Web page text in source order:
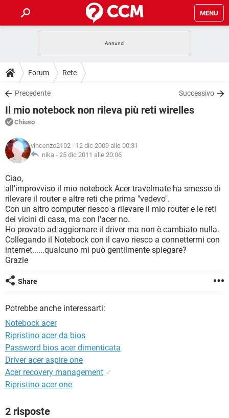
MENU
INTRATTENIMENTO
iOS
INSTAGRAM WHATSAPP
TIKTOK
HARDWARE
GUIDE
COVID-19
iOS
INSTAGRAM
TIKTOK
DOWNLOAD
COVID-19 GAMING
INTRATTENIMENTO
iOS WINDOWS 10
INSTAGRAM
TIKTOK
HARDWARE
FORUM
COVID-19
INTRATTENIMENTO
INSTAGRAM WHATSAPP
TIKTOK FACEBOOK
HARDWARE
GLOSSARIO
COVID-19
INTRATTENIMENTO
iOS WINDOWS 10
INSTAGRAM
TIKTOK FACEBOOK
HARDWARE
Forum Rete
Precedente Successivo
Il mio notebock non rileva più reti wirelles
Chiuso
vincenzo2102 - 12 dic 2009 alle 00:31
nika - 25 dic 2011 alle 20:06
Ciao,
all'improvviso il mio notebock Acer travelmate ha smesso di
rilevare il router e altre reti che prima "vedevo".
Con un altro computer riesco a rilevare il mio router e le reti
dei vicini di casa, ma con l'acer no.
Ho provato ad aggiornare il driver ma non è cambiato nulla.
Collegando il Notebock con il cavo riesco a connettermi con
internet......qualcuno mi può gentilmente spiegare?
Grazie
Share
Potrebbe anche interessarti:
Notebock acer
Ripristino acer da bios
Password bios acer dimenticata
Driver acer aspire one
Acer recovery management ✓
Ripristino acer one
2 risposte